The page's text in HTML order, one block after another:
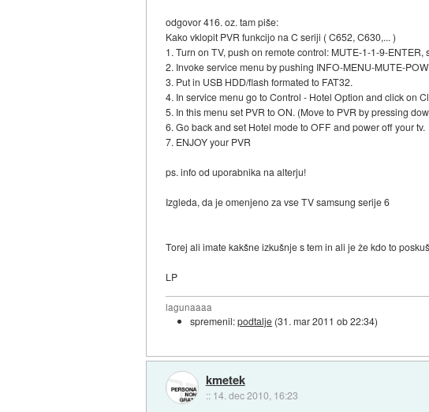
odgovor 416. oz. tam piše:
Kako vklopit PVR funkcijo na C seriji ( C652, C630,... )
1. Turn on TV, push on remote control: MUTE-1-1-9-
2. Invoke service menu by pushing INFO-MENU-MUTE-
3. Put in USB HDD/flash formated to FAT32.
4. In service menu go to Control - Hotel Option and click on
5. In this menu set PVR to ON. (Move to PVR by pressing
6. Go back and set Hotel mode to OFF and power off your tv.
7. ENJOY your PVR
ps. info od uporabnika na alterju!
Izgleda, da je omenjeno za vse TV samsung serije 6
Torej ali imate kakšne izkušnje s tem in ali je že kdo to
LP
lagunaaaa
spremenil:podtalje (31. mar 2011 ob 22:34)
kmetek
:: 14. dec 2010, 16:23